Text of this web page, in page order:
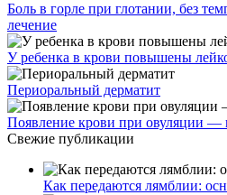
Боль в горле при глотании, без
лечение
У ребенка в крови повышены
Периоральный дерматит
Появление крови при овуляции —
Свежие публикации
Как передаются лямблии: